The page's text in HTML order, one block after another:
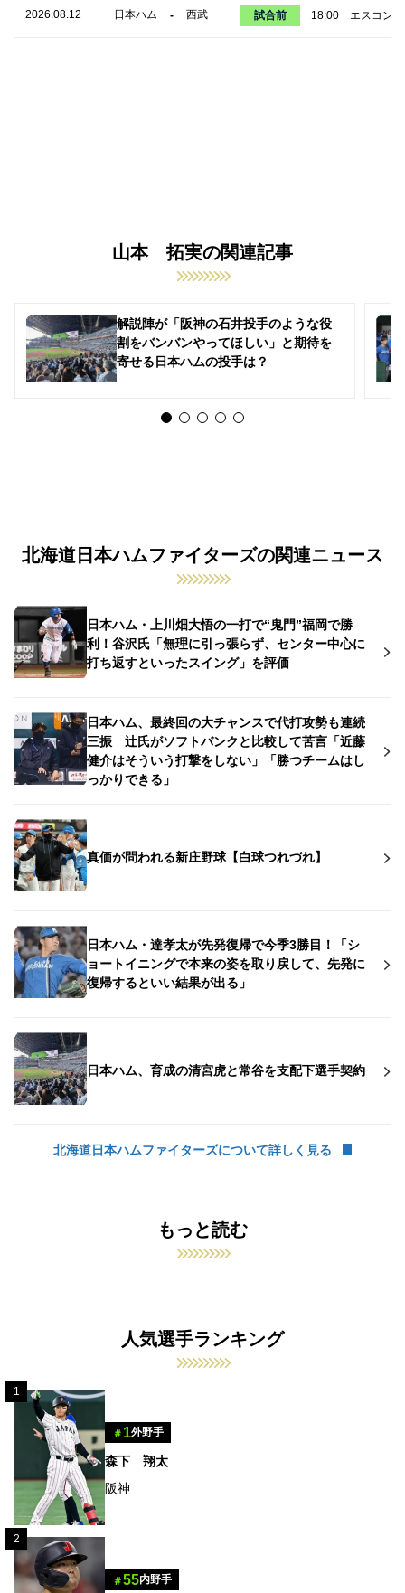
2026.08.12 日本ハム - 西武 試合前 18:00 エスコンF
山本 拓実の関連記事
解説陣が「阪神の石井投手のような役
割をバンバンやってほしい」と期待を
寄せる日本ハムの投手は？
北海道日本ハムファイターズの関連ニュース
日本ハム・上川畑大悟の一打で“鬼門”福岡で勝
利！谷沢氏「無理に引っ張らず、センター中心に
打ち返すといったスイング」を評価
日本ハム、最終回の大チャンスで代打攻勢も連続
三振 辻氏がソフトバンクと比較して苦言「近藤
健介はそういう打撃をしない」「勝つチームはし
っかりできる」
真価が問われる新庄野球【白球つれづれ】
日本ハム・達孝太が先発復帰で今季3勝目！「シ
ョートイニングで本来の姿を取り戻して、先発に
復帰するといい結果が出る」
日本ハム、育成の清宮虎と常谷を支配下選手契約
北海道日本ハムファイターズについて詳しく見る
もっと読む
人気選手ランキング
1
＃ 1外野手
森下 翔太
阪神
2
＃55内野手